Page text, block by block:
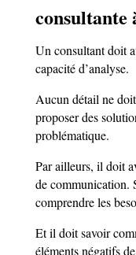
consultante
Un consultant doit
capacité d’analyse.
Aucun détail ne
proposer des
problématique.
Par ailleurs, il doit
de communication.
comprendre les
Et il doit savoir
éléments négatifs